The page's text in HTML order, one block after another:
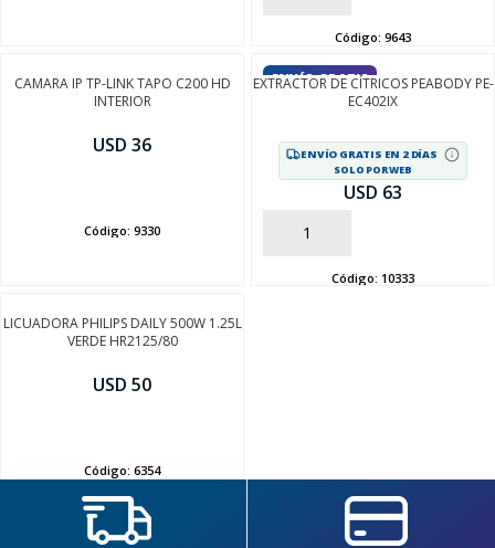
Código: 9643
CAMARA IP TP-LINK TAPO C200 HD
INTERIOR
USD 36
Código: 9330
ENVÍO GRATIS
EXTRACTOR DE CÍTRICOS PEABODY PE-
EC402IX
ENVÍO GRATIS EN 2 DÍAS
SOLO POR WEB
USD 63
AÑADIR
Código: 10333
LICUADORA PHILIPS DAILY 500W 1.25L
VERDE HR2125/80
USD 50
Código: 6354